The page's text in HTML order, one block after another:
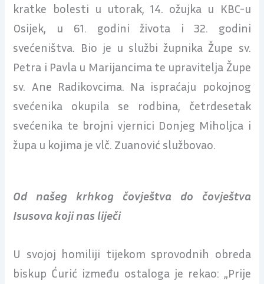
kratke bolesti u utorak, 14. ožujka u KBC-u
Osijek, u 61. godini života i 32. godini
svećeništva. Bio je u službi župnika Župe sv.
Petra i Pavla u Marijancima te upravitelja Župe
sv. Ane Radikovcima. Na ispraćaju pokojnog
svećenika okupila se rodbina, četrdesetak
svećenika te brojni vjernici Donjeg Miholjca i
župa u kojima je vlč. Zuanović službovao.
Od našeg krhkog čovještva do čovještva
Isusova koji nas liječi
U svojoj homiliji tijekom sprovodnih obreda
biskup Ćurić između ostaloga je rekao: „Prije